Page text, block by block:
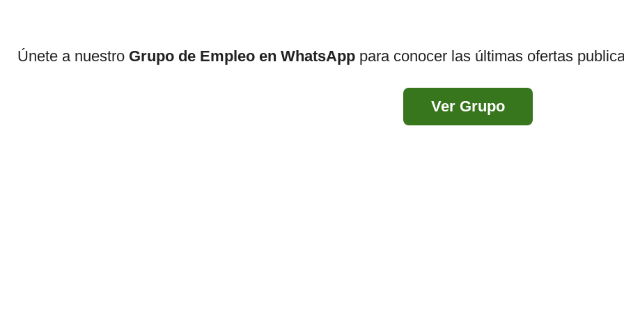
Únete a nuestro Grupo de Empleo en WhatsApp para conocer las últimas ofertas
Ver Grupo